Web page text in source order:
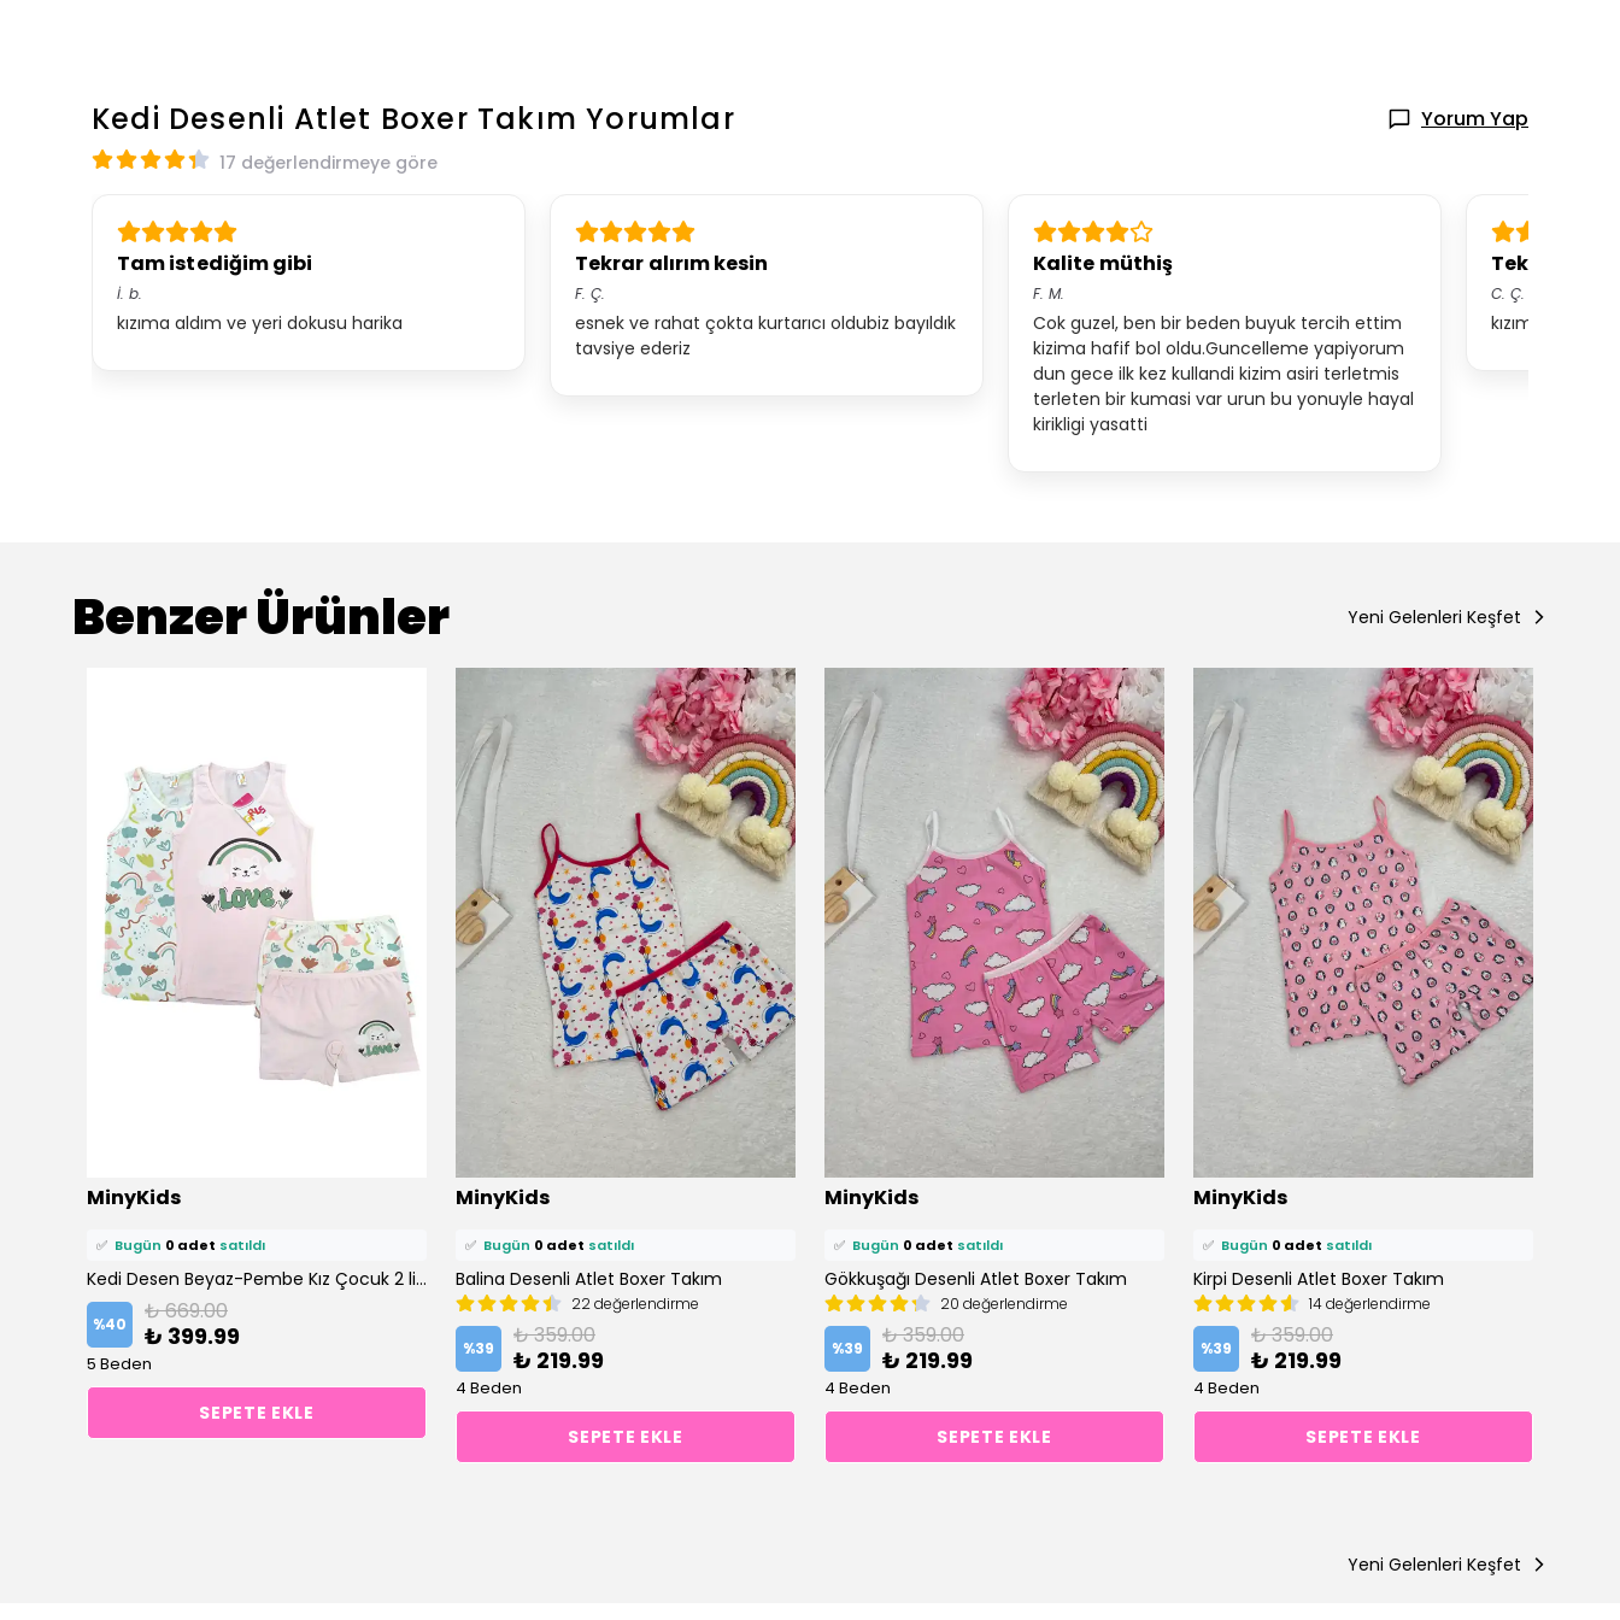
Kedi Desenli Atlet Boxer Takım Yorumlar Yorum Yap
17 değerlendirmeye göre
Tam istediğim gibi
İ. b.
kızıma aldım ve yeri dokusu harika
Tekrar alırım kesin
F. Ç.
esnek ve rahat çokta kurtarıcı oldubiz bayıldık
tavsiye ederiz
Kalite müthiş
F. M.
Cok guzel, ben bir beden buyuk tercih ettim
kizima hafif bol oldu.Guncelleme yapiyorum
dun gece ilk kez kullandi kizim asiri terletmis
terleten bir kumasi var urun bu yonuyle hayal
kirikligi yasatti
Tekrar
C. Ç.
kızım çok
Benzer Ürünler Yeni Gelenleri Keşfet
MinyKids
0 kişi
✅ Bugün 0 adet satıldı
Kedi Desen Beyaz-Pembe Kız Çocuk 2 li Atlet ve 2 li Boxer Takım
%40 ₺ 669.00
₺ 399.99
5 Beden
SEPETE EKLE
MinyKids
⭐️ Bu ürünü0 kişifavoriledi!
0 kişi
✅ Bugün 0 adet satıldı
Balina Desenli Atlet Boxer Takım
22 değerlendirme
%39 ₺ 359.00
₺ 219.99
4 Beden
SEPETE EKLE
MinyKids
⭐️ Bu ürünü0 kişifavoriledi!
0 kişi
✅ Bugün 0 adet satıldı
Gökkuşağı Desenli Atlet Boxer Takım
20 değerlendirme
%39 ₺ 359.00
₺ 219.99
4 Beden
SEPETE EKLE
MinyKids
⭐️ Bu ürünü0 kişifavoriledi!
0 kişi
✅ Bugün 0 adet satıldı
Kirpi Desenli Atlet Boxer Takım
14 değerlendirme
%39 ₺ 359.00
₺ 219.99
4 Beden
SEPETE EKLE
Yeni Gelenleri Keşfet